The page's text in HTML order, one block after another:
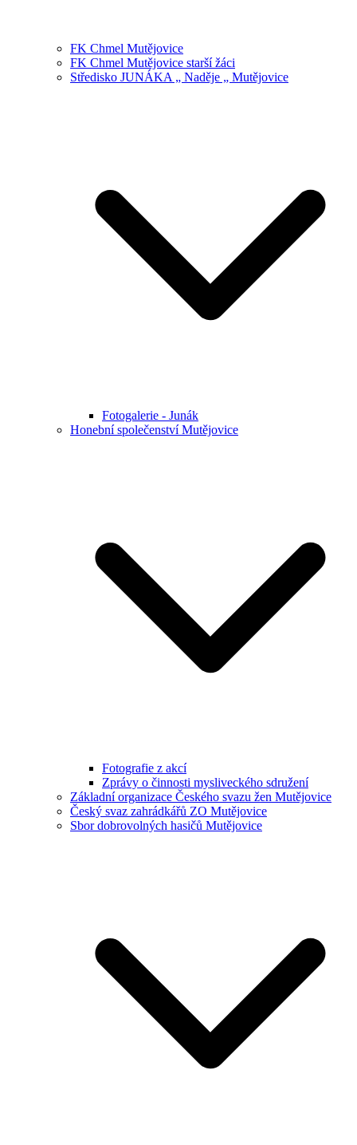
FK Chmel Mutějovice
FK Chmel Mutějovice starší žáci
Středisko JUNÁKA „ Naděje „ Mutějovice
Fotogalerie - Junák
Honební společenství Mutějovice
Fotografie z akcí
Zprávy o činnosti mysliveckého sdružení
Základní organizace Českého svazu žen Mutějovice
Český svaz zahrádkářů ZO Mutějovice
Sbor dobrovolných hasičů Mutějovice